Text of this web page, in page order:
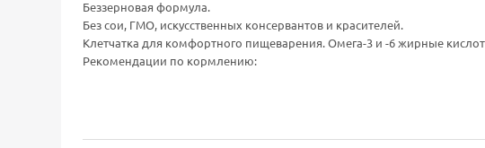
Беззерновая формула.
Без сои, ГМО, искусственных консервантов и красителей.
Клетчатка для комфортного пищеварения. Омега-3 и -6 жирные
Рекомендации по кормлению: